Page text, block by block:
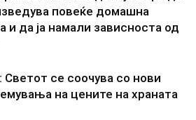
повеќе домашна
и да ја намали зависноста од
се соочува со нови
на цените на храната